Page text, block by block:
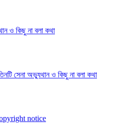
ও কিছু না বলা কথা
সেনা অভ্যুথান ও কিছু না বলা কথা
notice